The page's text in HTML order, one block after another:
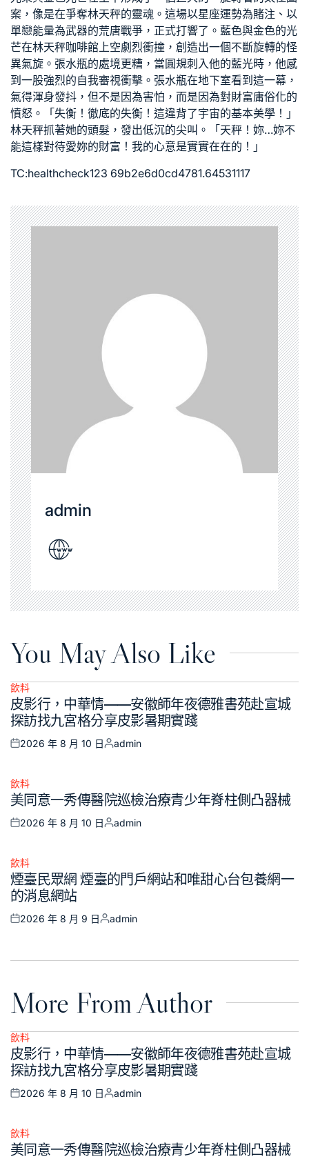
案，像是在爭奪林天秤的靈魂。這場以星座運勢為賭注、以
單戀能量為武器的荒唐戰爭，正式打響了。藍色與金色的光
芒在林天秤咖啡館上空劇烈衝撞，創造出一個不斷旋轉的怪
異氣旋。張水瓶的處境更糟，當圓規刺入他的藍光時，他感
到一股強烈的自我審視衝擊。張水瓶在地下室看到這一幕，
氣得渾身發抖，但不是因為害怕，而是因為對財富庸俗化的
憤怒。「失衡！徹底的失衡！這違背了宇宙的基本美學！」
林天秤抓著她的頭髮，發出低沉的尖叫。「天秤！妳…妳不
能這樣對待愛妳的財富！我的心意是實實在在的！」
TC:healthcheck123 69b2e6d0cd4781.64531117
admin
You May Also Like
Posted
in
飲料
皮影行，中華情——安徽師年夜德雅書苑赴宣城
探訪找九宮格分享皮影暑期實踐
Posted
2026 年 8 月 10 日
Posted
admin
Posted
in
飲料
美同意一秀傳醫院巡檢治療青少年脊柱側凸器械
Posted
2026 年 8 月 10 日
Posted
admin
Posted
in
飲料
煙臺民眾網 煙臺的門戶網站和唯甜心台包養網一
的消息網站
Posted
2026 年 8 月 9 日
Posted
admin
More From Author
Posted
in
飲料
皮影行，中華情——安徽師年夜德雅書苑赴宣城
探訪找九宮格分享皮影暑期實踐
Posted
2026 年 8 月 10 日
Posted
admin
Posted
in
飲料
美同意一秀傳醫院巡檢治療青少年脊柱側凸器械